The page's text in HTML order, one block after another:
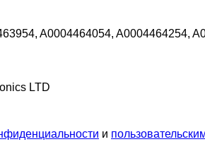
A0004464054, A0004464254,
LTD
и